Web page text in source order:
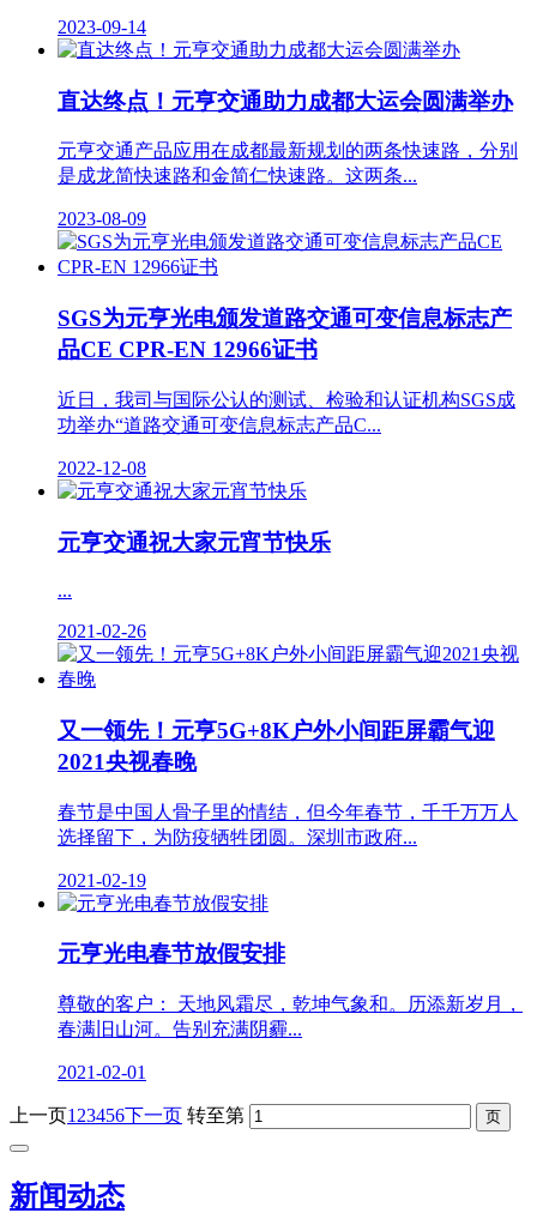
2023-09-14
直达终点！元亨交通助力成都大运会圆满举办
元亨交通产品应用在成都最新规划的两条快速路，分别
是成龙简快速路和金简仁快速路。这两条...
2023-08-09
SGS为元亨光电颁发道路交通可变信息标志产
品CE CPR-EN 12966证书
近日，我司与国际公认的测试、检验和认证机构SGS成
功举办“道路交通可变信息标志产品C...
2022-12-08
元亨交通祝大家元宵节快乐
...
2021-02-26
又一领先！元亨5G+8K户外小间距屏霸气迎
2021央视春晚
春节是中国人骨子里的情结，但今年春节，千千万万人
选择留下，为防疫牺牲团圆。深圳市政府...
2021-02-19
元亨光电春节放假安排
尊敬的客户： 天地风霜尽，乾坤气象和。历添新岁月，
春满旧山河。告别充满阴霾...
2021-02-01
上一页1 23456下一页 转至第
新闻动态